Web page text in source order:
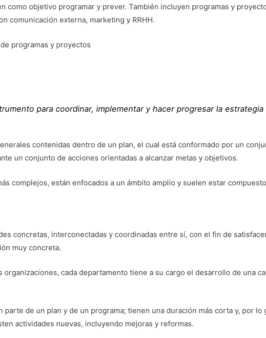
como objetivo programar y prever. También incluyen programas y
comunicación externa, marketing y RRHH.
programas y proyectos
para coordinar, implementar y hacer progresar la
contenidas dentro de un plan, el cual está conformado por un
un conjunto de acciones orientadas a alcanzar metas y objetivos.
complejos, están enfocados a un ámbito amplio y suelen estar
concretas, interconectadas y coordinadas entre sí, con el fin de
muy concreta.
organizaciones, cada departamento tiene a su cargo el desarrollo de una
parte de un plan y de un programa; tienen una duración más corta y, por
actividades nuevas, incluyendo mejoras y reformas.